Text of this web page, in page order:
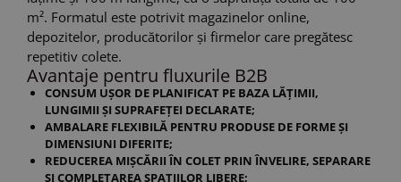
m². Formatul este potrivit magazinelor online,
depozitelor, producătorilor și firmelor care pregătesc
repetitiv colete.
Avantaje pentru fluxurile B2B
CONSUM UȘOR DE PLANIFICAT PE BAZA LĂȚIMII,
LUNGIMII ȘI SUPRAFEȚEI DECLARATE;
AMBALARE FLEXIBILĂ PENTRU PRODUSE DE FORME ȘI
DIMENSIUNI DIFERITE;
REDUCEREA MIȘCĂRII ÎN COLET PRIN ÎNVELIRE, SEPARARE
ȘI COMPLETAREA SPAȚIILOR LIBERE;